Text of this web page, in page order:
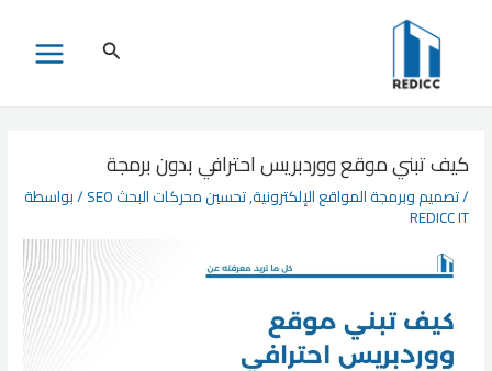
البحث
MAIN
كيف تبني موقع ووردبريس احترافي بدون برمجة
/تصميم وبرمجة المواقع الإلكترونية,تحسين محركات البحث SEO / بواسطة
REDICC IT